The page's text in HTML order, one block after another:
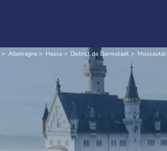
Allemagne Hesse District de Darmstadt Mossautal